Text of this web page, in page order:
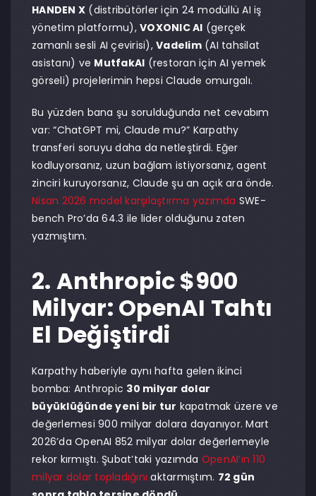
HANDEN X (distribütörler için 24 modüllü AI iş
yönetim platformu), VOXONIC AI (gerçek
zamanlı sesli AI çevirisi), Vadelim(AI tahsilat
asistanı) ve MutfakAI (restoran için AI yemek
görseli) projelerimin hepsi Claude omurgalı.
Bu yüzden bana şu sorulduğunda net cevabım
var: “ChatGPT mi, Claude mu?” Karpathy
transferi soruyu daha da netleştirdi. Eğer
kodluyorsanız, uzun bağlam istiyorsanız, agent
zinciri kuruyorsanız, Claude şu an açık ara önde.
Nisan 2026 model karşılaştırma yazımda SWE-
bench Pro’da 64.3 ile lider olduğunu zaten
yazmıştım.
2. Anthropic $900
Milyar: OpenAI Tahtı
El Değiştirdi
Karpathy haberiyle aynı hafta gelen ikinci
bomba: Anthropic 30 milyar dolar
büyüklüğünde yeni bir tur kapatmak üzere ve
değerlemesi 900 milyar dolara dayanıyor. Mart
2026’da OpenAI 852 milyar dolar değerlemeyle
rekor kırmıştı. Şubat’taki yazımda OpenAI’ın 110
milyar dolar topladığını aktarmıştım. 72 gün